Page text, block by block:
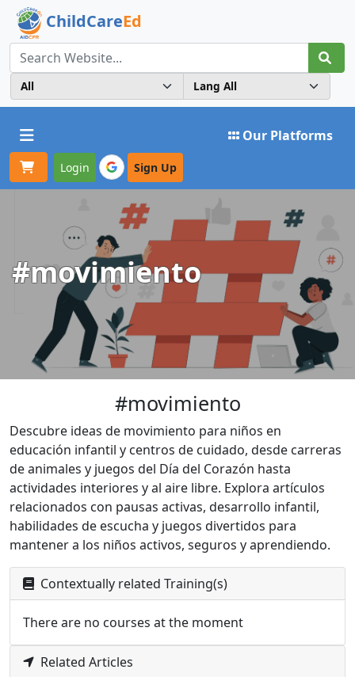
ChildCareEd
Toggle navigation Our Platforms
Login Sign Up
#movimiento
#movimiento
Descubre ideas de movimiento para niños en
educación infantil y centros de cuidado, desde carreras
de animales y juegos del Día del Corazón hasta
actividades interiores y al aire libre. Explora artículos
relacionados con pausas activas, desarrollo infantil,
habilidades de escucha y juegos divertidos para
mantener a los niños activos, seguros y aprendiendo.
Contextually related Training(s)
There are no courses at the moment
Related Articles